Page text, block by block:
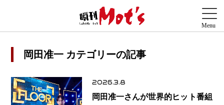
岡田准一 カテゴリーの記事
2026.3.8
岡田准一さんが世界的ヒット番組